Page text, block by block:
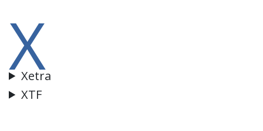
X
Xetra
XTF